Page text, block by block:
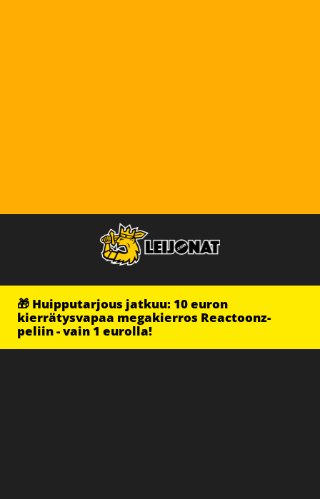
🎁 Huipputarjous jatkuu: 10 euron
kierrätysvapaa megakierros Reactoonz-
peliin - vain 1 eurolla!